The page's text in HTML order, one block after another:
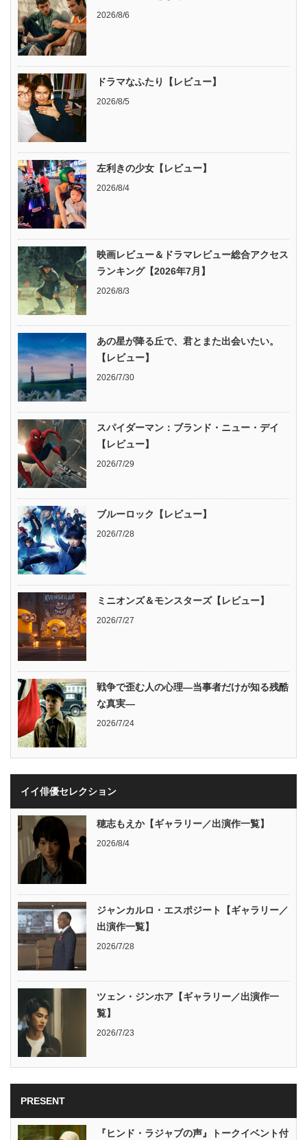
2026/8/6
ドラマなふたり【レビュー】
2026/8/5
左利きの少女【レビュー】
2026/8/4
映画レビュー＆ドラマレビュー総合アクセス
ランキング【2026年7月】
2026/8/3
あの星が降る丘で、君とまた出会いたい。
【レビュー】
2026/7/30
スパイダーマン：ブランド・ニュー・デイ
【レビュー】
2026/7/29
ブルーロック【レビュー】
2026/7/28
ミニオンズ＆モンスターズ【レビュー】
2026/7/27
戦争で歪む人の心理―当事者だけが知る残酷
な真実―
2026/7/24
イイ俳優セレクション
穂志もえか【ギャラリー／出演作一覧】
2026/8/4
ジャンカルロ・エスポジート【ギャラリー／
出演作一覧】
2026/7/28
ツェン・ジンホア【ギャラリー／出演作一
覧】
2026/7/23
PRESENT
『ヒンド・ラジャブの声』トークイベント付